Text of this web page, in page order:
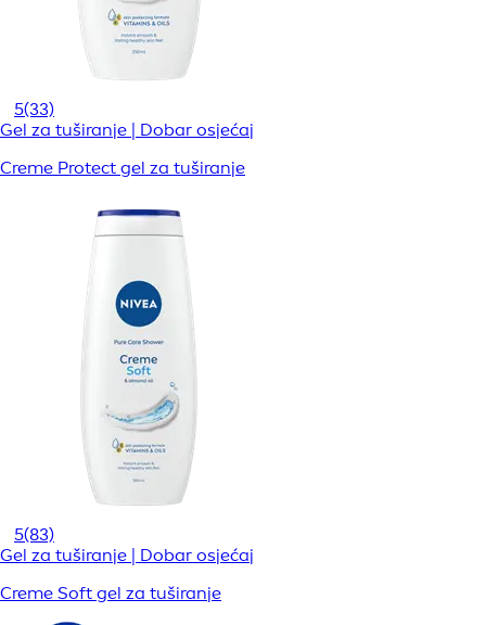
5(33)
Gel za tuširanje | Dobar osjećaj
Creme Protect gel za tuširanje
5(83)
Gel za tuširanje | Dobar osjećaj
Creme Soft gel za tuširanje